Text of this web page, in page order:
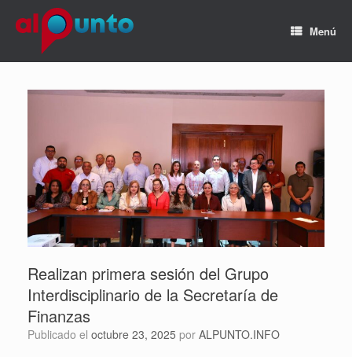
Menú
Realizan primera sesión del Grupo
Interdisciplinario de la Secretaría de
Finanzas
Publicado el octubre 23, 2025 por ALPUNTO.INFO